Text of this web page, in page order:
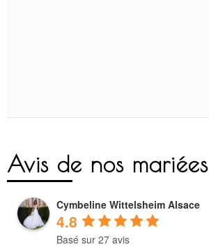
Avis de nos mariées
Cymbeline Wittelsheim Alsace
4.8
Basé sur 27 avis